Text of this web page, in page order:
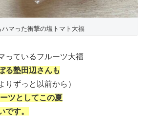
ハマった衝撃の塩トマト大福
っているフルーツ大福
る塾田辺さんも
りずっと以前から）
ツとしてこの夏
です。